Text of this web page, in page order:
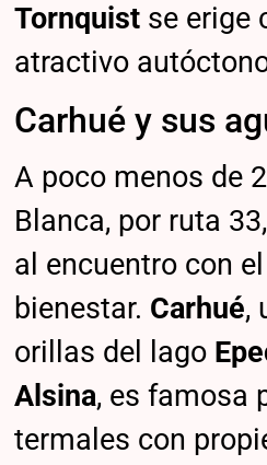
Tornquist se erige
atractivo
Carhué y sus
A poco menos de
Blanca, por ruta
al encuentro con
bienestar. Carhué,
orillas del lago
Alsina, es famosa
termales con